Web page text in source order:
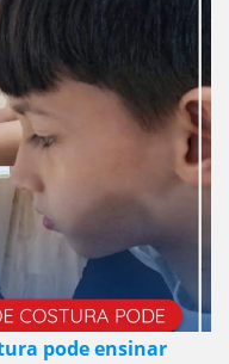
pode ensinar